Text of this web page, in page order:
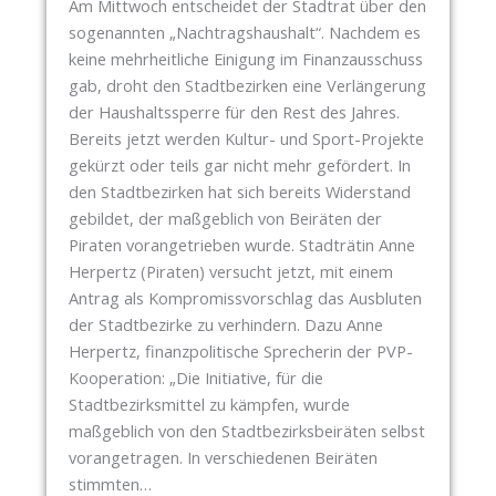
N
K
B
R
U
N
N
E
N
U
N
D
D
I
E
M
A
R
O
.
P
2
Am Mittwoch entscheidet der Stadtrat über den
sogenannten „Nachtragshaushalt“. Nachdem es
keine mehrheitliche Einigung im Finanzausschuss
gab, droht den Stadtbezirken eine Verlängerung
der Haushaltssperre für den Rest des Jahres.
Bereits jetzt werden Kultur- und Sport-Projekte
gekürzt oder teils gar nicht mehr gefördert. In
den Stadtbezirken hat sich bereits Widerstand
gebildet, der maßgeblich von Beiräten der
Piraten vorangetrieben wurde. Stadträtin Anne
Herpertz (Piraten) versucht jetzt, mit einem
Antrag als Kompromissvorschlag das Ausbluten
der Stadtbezirke zu verhindern. Dazu Anne
Herpertz, finanzpolitische Sprecherin der PVP-
Kooperation: „Die Initiative, für die
Stadtbezirksmittel zu kämpfen, wurde
maßgeblich von den Stadtbezirksbeiräten selbst
vorangetragen. In verschiedenen Beiräten
stimmten…